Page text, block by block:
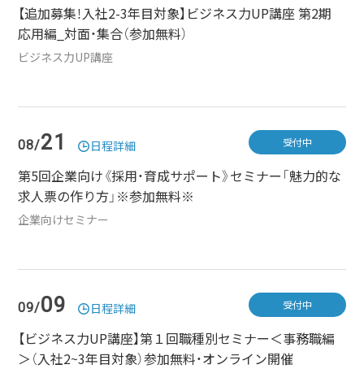
【追加募集！入社2-3年目対象】ビジネス力UP講座 第2期
応用編_対面・集合（参加無料）
ビジネス力UP講座
08/21 日程詳細
第5回企業向け《採用・育成サポート》セミナー「魅力的な
求人票の作り方」※参加無料※
企業向けセミナー
受付中
09/09 日程詳細
【ビジネス力UP講座】第１回職種別セミナー＜事務職編
＞（入社2~3年目対象）参加無料・オンライン開催
受付中